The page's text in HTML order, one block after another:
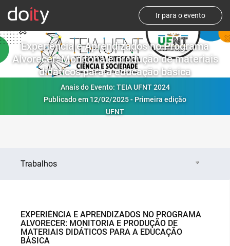
Ir para o evento
Experiência e Aprendizados no Programa
Alvorecer: Monitoria e produção de materiais
didáticos para a educação básica
Anais do Evento: TEIA UFNT 2024
Publicado em 12/02/2025 - Primeira edição
UFNT
Trabalhos
EXPERIÊNCIA E APRENDIZADOS NO PROGRAMA
ALVORECER: MONITORIA E PRODUÇÃO DE
MATERIAIS DIDÁTICOS PARA A EDUCAÇÃO
BÁSICA